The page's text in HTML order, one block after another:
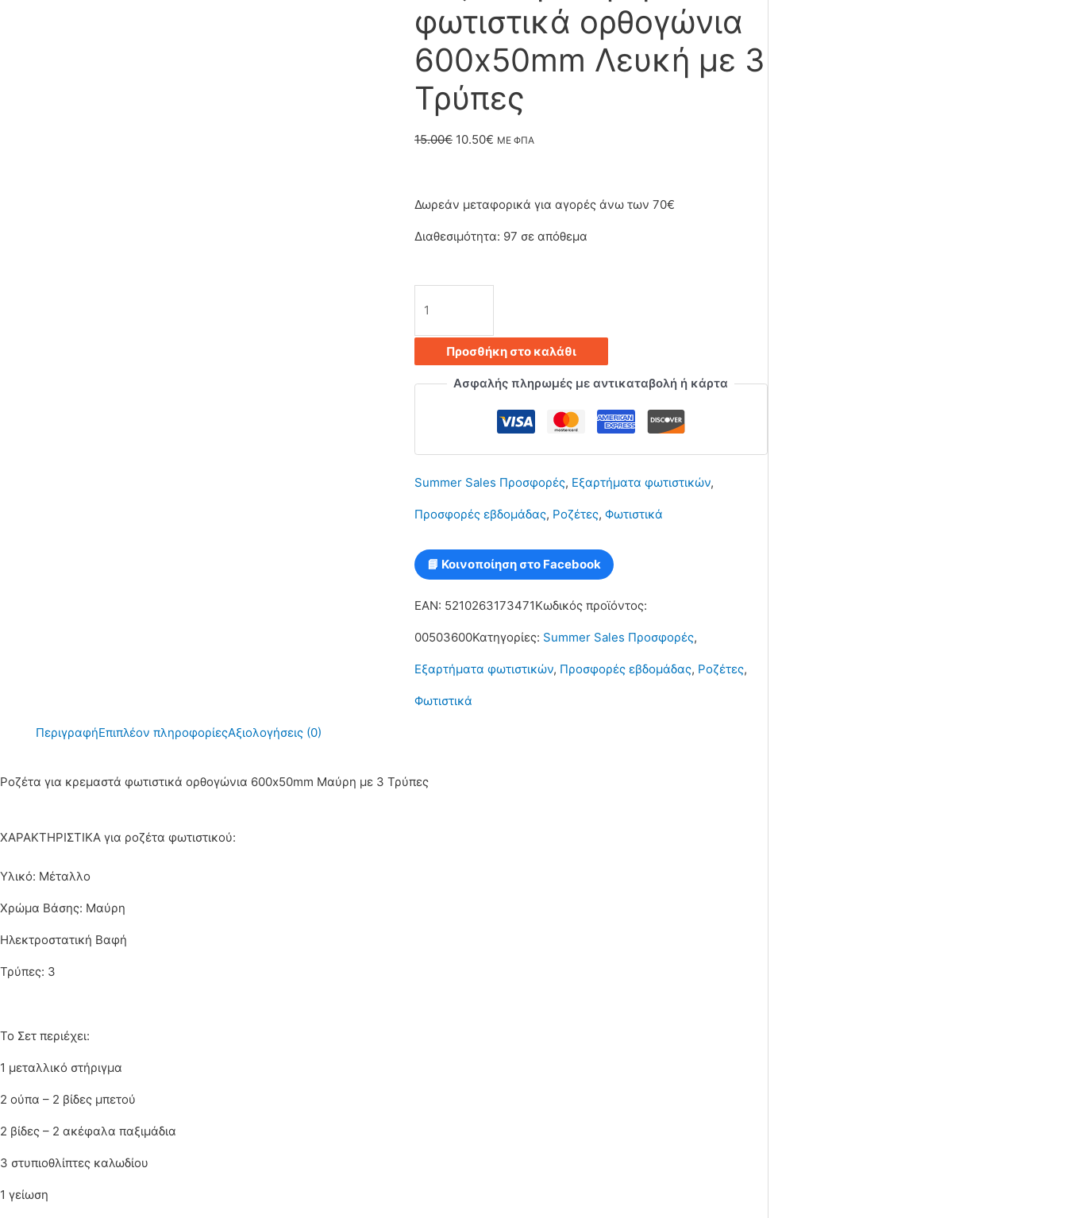
φωτιστικά ορθογώνια
600x50mm Λευκή με 3
Τρύπες
15.00€ Original
was:
15.00€.
10.50€ Η
τιμή
είναι:
ΜΕ ΦΠΑ
Δωρεάν μεταφορικά για αγορές άνω των 70€
Διαθεσιμότητα: 97 σε απόθεμα
για
κρεμαστά
600x50mm
Λευκή
με
3
Προσθήκη στο καλάθι
Ασφαλής πληρωμές με αντικαταβολή ή κάρτα
Summer Sales Προσφορές, Εξαρτήματα φωτιστικών,
Προσφορές εβδομάδας, Ροζέτες,Φωτιστικά
📘 Κοινοποίηση στο Facebook
EAN: 5210263173471Κωδικός προϊόντος:
00503600Κατηγορίες: Summer Sales Προσφορές,
Εξαρτήματα φωτιστικών, Προσφορές εβδομάδας, Ροζέτες,
Φωτιστικά
ΠεριγραφήΕπιπλέον πληροφορίεςΑξιολογήσεις (0)
Ροζέτα για κρεμαστά φωτιστικά ορθογώνια 600x50mm Μαύρη με 3 Τρύπες
ΧΑΡΑΚΤΗΡΙΣΤΙΚΑ για ροζέτα φωτιστικού:
Υλικό: Μέταλλο
Χρώμα Βάσης: Μαύρη
Ηλεκτροστατική Βαφή
Τρύπες: 3
Το Σετ περιέχει:
1 μεταλλικό στήριγμα
2 ούπα – 2 βίδες μπετού
2 βίδες – 2 ακέφαλα παξιμάδια
3 στυπιοθλίπτες καλωδίου
1 γείωση